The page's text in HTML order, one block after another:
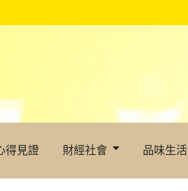
得見證 財經社會 品味生活